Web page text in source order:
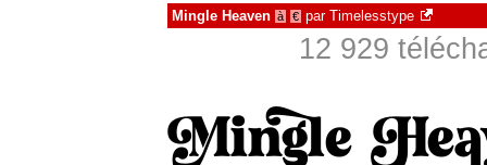
Mingle Heaven à € par Timelesstype
12 929